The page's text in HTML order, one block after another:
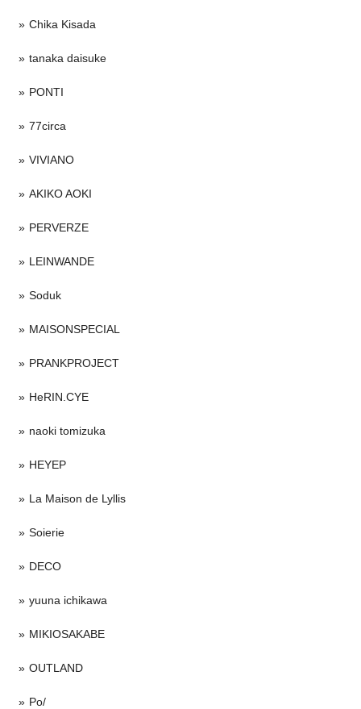
Chika Kisada
tanaka daisuke
PONTI
77circa
VIVIANO
AKIKO AOKI
PERVERZE
LEINWANDE
Soduk
MAISONSPECIAL
PRANKPROJECT
HeRIN.CYE
naoki tomizuka
HEYEP
La Maison de Lyllis
Soierie
DECO
yuuna ichikawa
MIKIOSAKABE
OUTLAND
Po/